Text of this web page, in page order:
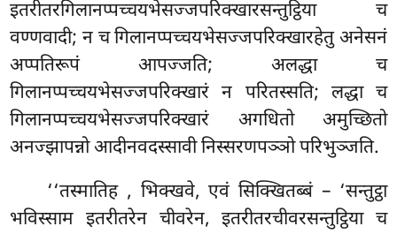
इतरीतरगिलानप्पच्चयभेसज्जपरिक्खारसन्तुट्ठिया च
वण्णवादी; न च गिलानप्पच्चयभेसज्जपरिक्खारहेतु अनेसनं
अप्पतिरूपं आपज्जति; अलद्धा च
गिलानप्पच्चयभेसज्जपरिक्खारं न परितस्सति; लद्धा च
गिलानप्पच्चयभेसज्जपरिक्खारं अगधितो अमुच्छितो
अनज्झापन्नो आदीनवदस्सावी निस्सरणपञ्ञो परिभुञ्जति.
‘‘तस्मातिह , भिक्खवे, एवं सिक्खितब्बं – ‘सन्तुट्ठा
भविस्साम इतरीतरेन चीवरेन, इतरीतरचीवरसन्तुट्ठिया च